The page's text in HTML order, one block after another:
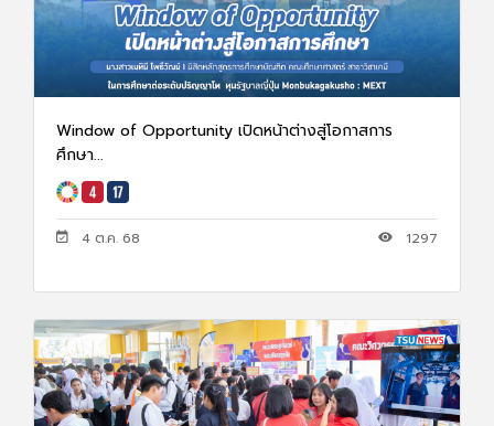
Window of Opportunity เปิดหน้าต่างสู่โอกาสการ
ศึกษา...
4 ต.ค. 68 1297